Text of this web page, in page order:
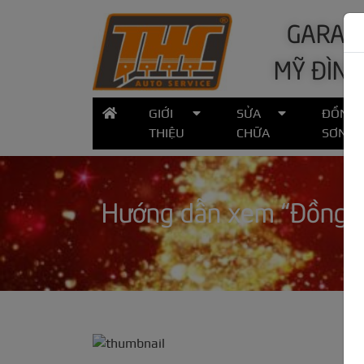
GARA Ô
MỸ ĐÌNH
GIỚI
THIỆU
SỬA
CHỮA
ĐỒNG
SƠN
Hướng dẫn xem “Đồng